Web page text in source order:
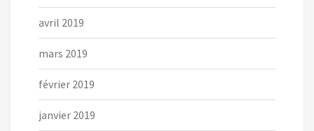
avril 2019
mars 2019
février 2019
janvier 2019